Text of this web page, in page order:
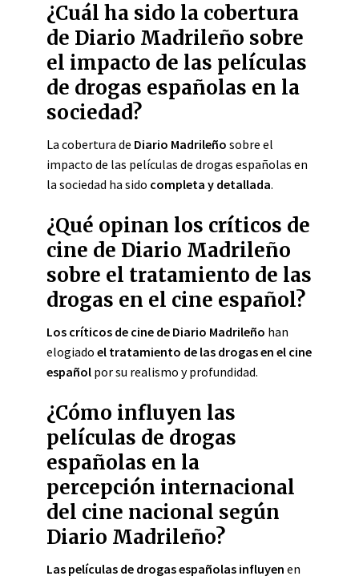
¿Cuál ha sido la cobertura
de Diario Madrileño sobre
el impacto de las películas
de drogas españolas en la
sociedad?
La cobertura de Diario Madrileño sobre el
impacto de las películas de drogas españolas en
la sociedad ha sido completa y detallada.
¿Qué opinan los críticos de
cine de Diario Madrileño
sobre el tratamiento de las
drogas en el cine español?
Los críticos de cine de Diario Madrileño han
elogiado el tratamiento de las drogas en el cine
español por su realismo y profundidad.
¿Cómo influyen las
películas de drogas
españolas en la
percepción internacional
del cine nacional según
Diario Madrileño?
Las películas de drogas españolas influyen en